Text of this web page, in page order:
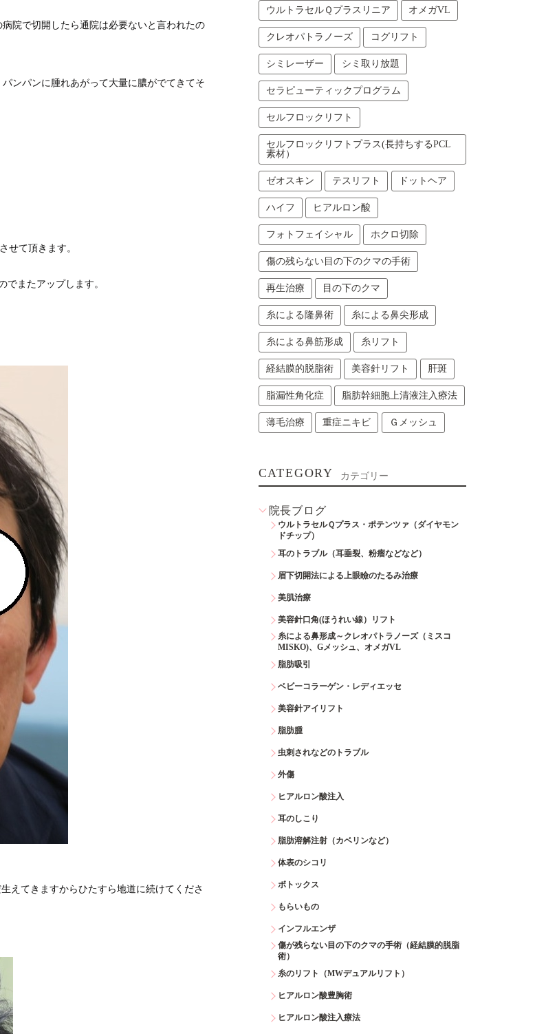
院で切開したら通院は必要ないと言われたの
ンパンに腫れあがって大量に膿がでてきてそ
せて頂きます。
でまたアップします。
えてきますからひたすら地道に続けてくださ
ウルトラセルＱプラスリニア オメガVL
クレオパトラノーズ コグリフト
シミレーザー シミ取り放題
セラピューティックプログラム
セルフロックリフト
セルフロックリフトプラス(長持ちするPCL
素材）
ゼオスキン テスリフト ドットヘア
ハイフ ヒアルロン酸
フォトフェイシャル ホクロ切除
傷の残らない目の下のクマの手術
再生治療 目の下のクマ
糸による隆鼻術 糸による鼻尖形成
糸による鼻筋形成 糸リフト
経結膜的脱脂術 美容針リフト 肝斑
脂漏性角化症 脂肪幹細胞上清液注入療法
薄毛治療 重症ニキビ Ｇメッシュ
CATEGORY カテゴリー
院長ブログ
ウルトラセルＱプラス・ポテンツァ（ダイヤモン
ドチップ）
耳のトラブル（耳垂裂、粉瘤などなど）
眉下切開法による上眼瞼のたるみ治療
美肌治療
美容針口角(ほうれい線）リフト
糸による鼻形成～クレオパトラノーズ（ミスコ
MISKO)、Gメッシュ、オメガVL
脂肪吸引
ベビーコラーゲン・レディエッセ
美容針アイリフト
脂肪腫
虫刺されなどのトラブル
外傷
ヒアルロン酸注入
耳のしこり
脂肪溶解注射（カベリンなど）
体表のシコリ
ボトックス
もらいもの
インフルエンザ
傷が残らない目の下のクマの手術（経結膜的脱脂
術）
糸のリフト（MWデュアルリフト）
ヒアルロン酸豊胸術
ヒアルロン酸注入療法